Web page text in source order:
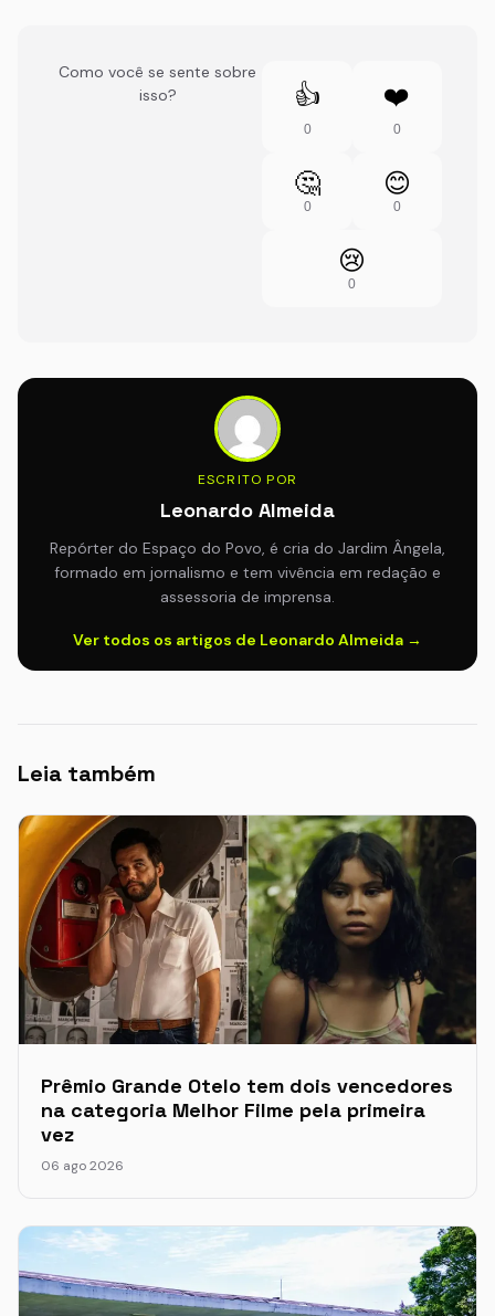
Como você se sente sobre
isso?
👍
0
❤️
0
🤔
0
😊
0
😢
0
ESCRITO POR
Leonardo Almeida
Repórter do Espaço do Povo, é cria do Jardim Ângela,
formado em jornalismo e tem vivência em redação e
assessoria de imprensa.
Ver todos os artigos de Leonardo Almeida →
Leia também
Prêmio Grande Otelo tem dois vencedores
na categoria Melhor Filme pela primeira
vez
06 ago 2026